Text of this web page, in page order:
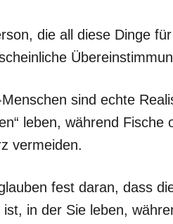
die all diese Dinge
sind echte
leben, während
vermeiden.
fest daran, dass
ist, in der Sie leben,